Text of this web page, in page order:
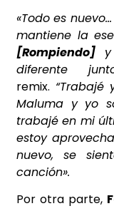
«Todo es
mantiene la
[Rompiendo]
diferente
remix. “Trabajé
Maluma y yo
trabajé en mi
estoy
nuevo, se
canción».
Por otra parte,